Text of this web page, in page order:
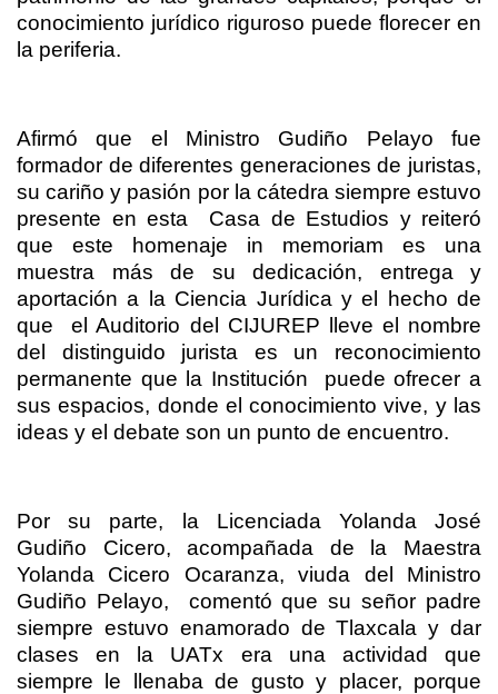
conocimiento jurídico riguroso puede florecer en
la periferia.
Afirmó que el Ministro Gudiño Pelayo fue
formador de diferentes generaciones de juristas,
su cariño y pasión por la cátedra siempre estuvo
presente en esta
Casa de Estudios y reiteró
que este homenaje in memoriam es una
muestra más de su dedicación, entrega y
aportación a la Ciencia Jurídica y el hecho de
que
el Auditorio del CIJUREP lleve el nombre
del distinguido jurista es un reconocimiento
permanente que la Institución
puede ofrecer a
sus espacios, donde el conocimiento vive, y las
ideas y el debate son un punto de encuentro.
Por su parte, la Licenciada Yolanda José
Gudiño Cicero, acompañada de la Maestra
Yolanda Cicero Ocaranza, viuda del Ministro
Gudiño Pelayo,
comentó que su señor padre
siempre estuvo enamorado de Tlaxcala y dar
clases en la UATx era una actividad que
siempre le llenaba de gusto y placer, porque